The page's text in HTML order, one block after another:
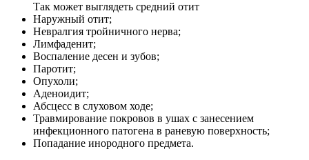
Так может выглядеть средний отит
Наружный отит;
Невралгия тройничного нерва;
Лимфаденит;
Воспаление десен и зубов;
Паротит;
Опухоли;
Аденоидит;
Абсцесс в слуховом ходе;
Травмирование покровов в ушах с занесением
инфекционного патогена в раневую поверхность;
Попадание инородного предмета.